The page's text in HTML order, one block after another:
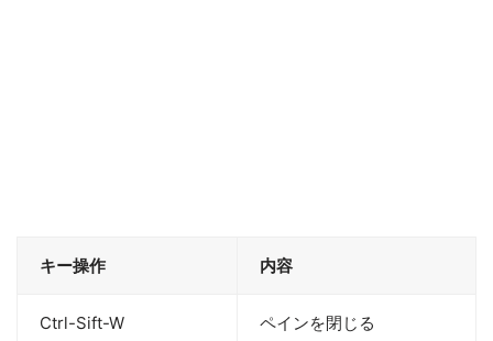
キー操作 内容
Ctrl-Sift-W ペインを閉じる